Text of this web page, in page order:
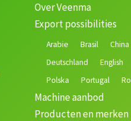
Over Veenma
Export possibilities
Arabie Brasil
China
Deutschland
English
Polska
Portugal
Machine aanbod
Producten en merken